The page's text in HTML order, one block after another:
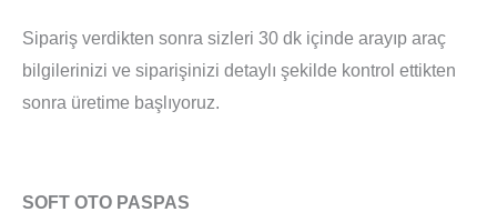
Sipariş verdikten sonra sizleri 30 dk içinde arayıp araç
bilgilerinizi ve siparişinizi detaylı şekilde kontrol ettikten
sonra üretime başlıyoruz.
SOFT OTO PASPAS